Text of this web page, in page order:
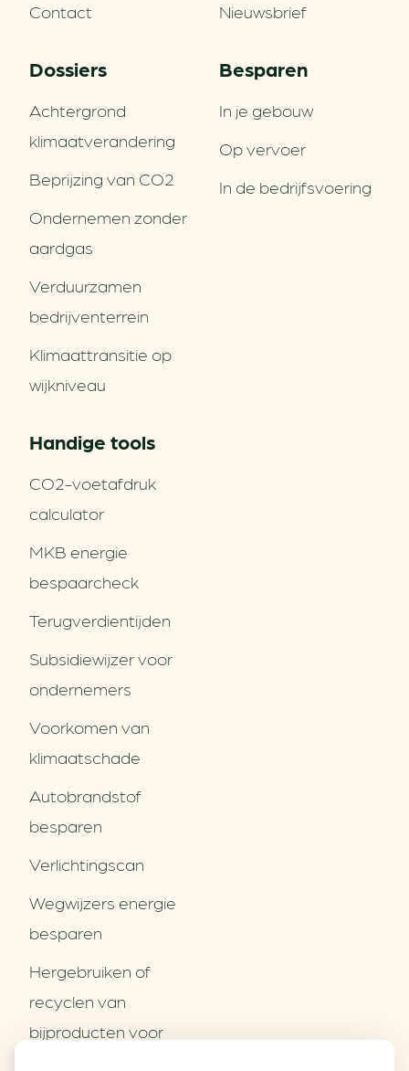
Partners
Contact
Contact
Nieuwsbrief
Dossiers
Achtergrond
klimaatverandering
Beprijzing van CO2
Ondernemen zonder
aardgas
Verduurzamen
bedrijventerrein
Klimaattransitie op
wijkniveau
Besparen
In je gebouw
Op vervoer
In de bedrijfsvoering
Handige tools
CO2-voetafdruk
calculator
MKB energie
bespaarcheck
Terugverdien­tijden
Subsidiewijzer voor
ondernemers
Voorkomen van
klimaatschade
Autobrandstof
besparen
Verlichtingscan
Wegwijzers energie
besparen
Hergebruiken of
recyclen van
bijproducten voor